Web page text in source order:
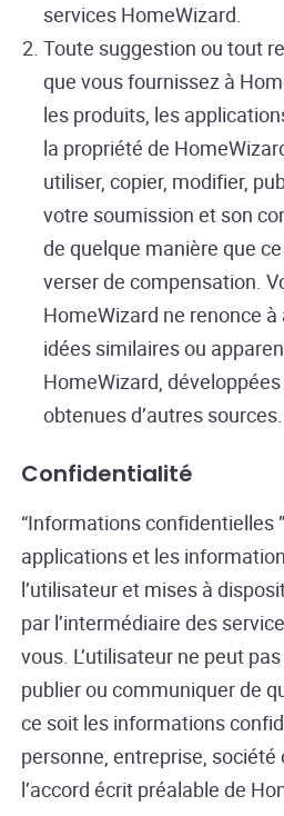
services HomeWizard.
Toute suggestion ou tout
que vous fournissez à
les produits, les
la propriété de
utiliser, copier, modifier,
votre soumission et son
de quelque manière que
verser de compensation.
HomeWizard ne renonce
idées similaires ou
HomeWizard,
obtenues d’autres sources.
Confidentialité
“Informations confidentielles
applications et les
l’utilisateur et mises à
par l’intermédiaire des
vous. L’utilisateur ne peut
publier ou communiquer de
ce soit les informations
personne, entreprise,
l’accord écrit préalable de